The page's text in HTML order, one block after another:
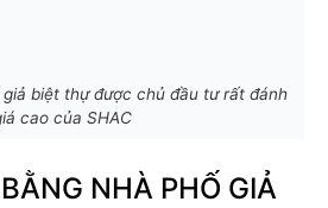
biệt thự được chủ đầu tư rất đánh
cao của SHAC
NHÀ PHỐ GIẢ